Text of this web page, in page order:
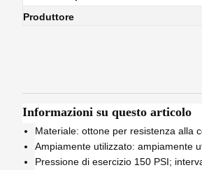
Produttore
Informazioni su questo articolo
Materiale: ottone per resistenza alla
Ampiamente utilizzato: ampiamente
Pressione di esercizio 150 PSI;